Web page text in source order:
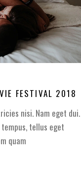
FESTIVAL 2018
nisi. Nam eget dui.
tellus eget
quam